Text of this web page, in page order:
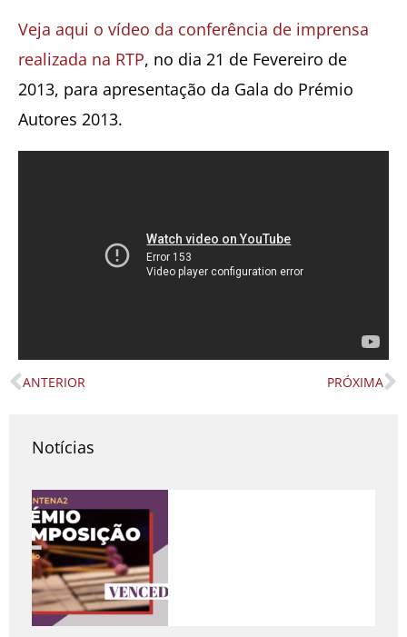
Veja aqui o vídeo da conferência de imprensa
realizada na RTP, no dia 21 de Fevereiro de
2013, para apresentação da Gala do Prémio
Autores 2013.
Prev
ANTERIOR PRÓXIMA
Notícias